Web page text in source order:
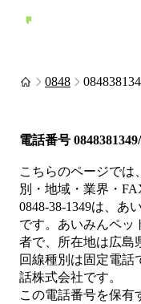
0848
電話番号
こちらのページでは、
別・地域・業界・
0848-38-1349は、 あ
です。 あいみんペッ
者で、所在地は広島
回線種別は固定電話
話株式会社です。
この電話番号を保有